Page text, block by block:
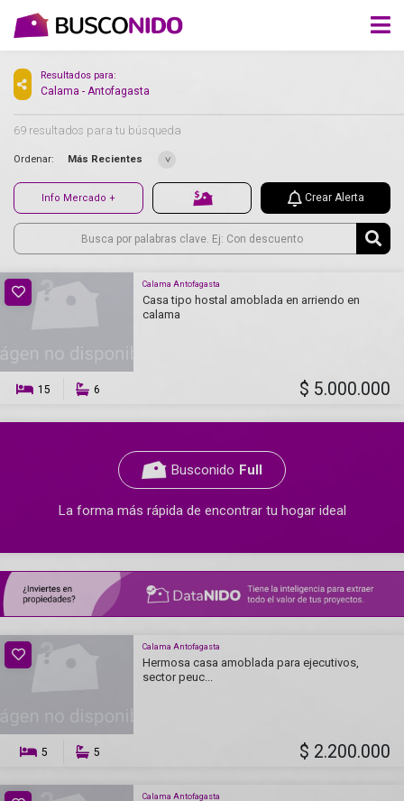
Resultados para:
Calama - Antofagasta
69 resultados para tu búsqueda
Ordenar: Más Recientes
Info Mercado + Crear Alerta
Calama Antofagasta
Casa tipo hostal amoblada en arriendo en
calama
15 6 $ 5.000.000
Busconido Full
La forma más rápida de encontrar tu hogar ideal
Calama Antofagasta
Hermosa casa amoblada para ejecutivos,
sector peuc...
5 5 $ 2.200.000
Calama Antofagasta